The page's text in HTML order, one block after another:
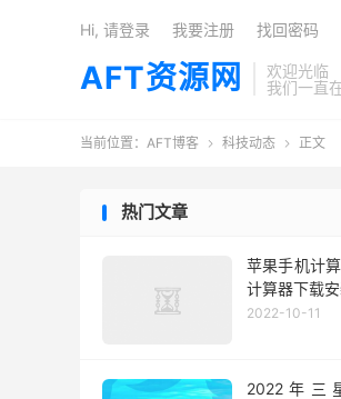
AFT资源网
欢迎光临
我们一直
Hi, 请登录 我要注册 找回密码
当前位置： AFT博客  科技动态  正文
热门文章
苹果手机计
计算器下载
2022-10-11
2022年三